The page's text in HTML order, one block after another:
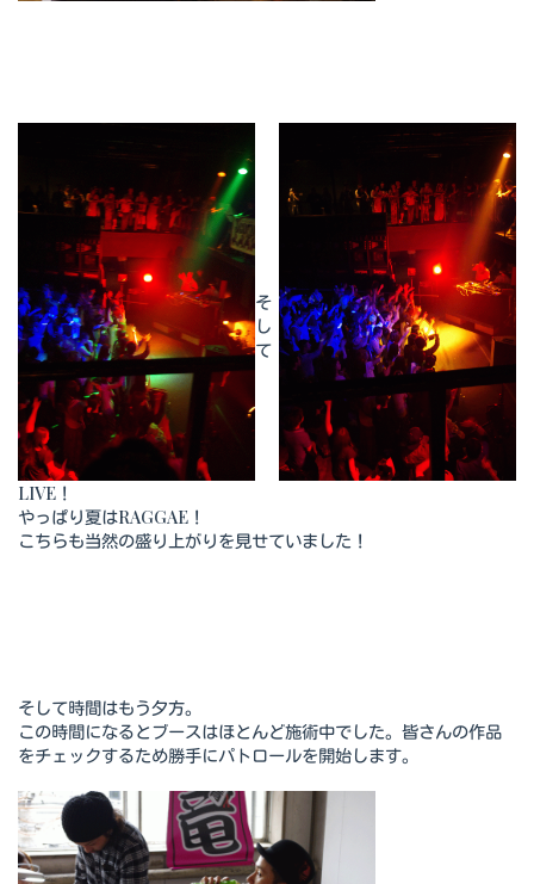
そ
し
て
LIVE！
やっぱり夏はRAGGAE！
こちらも当然の盛り上がりを見せていました！
そして時間はもう夕方。
この時間になるとブースはほとんど施術中でした。皆さんの作品
をチェックするため勝手にパトロールを開始します。